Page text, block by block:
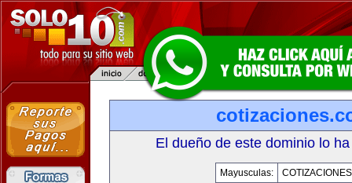
El dueño de este dominio lo
Mayusculas: